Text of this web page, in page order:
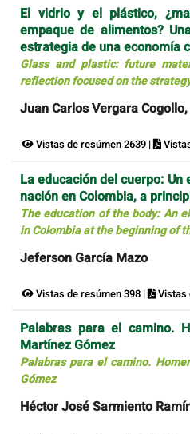
El vidrio y el plástico,
empaque de alimentos?
estrategia de una economía
Glass and plastic: future
reflection focused on the
Juan Carlos Vergara
Vistas de resúmen 2639 |
La educación del cuerpo:
nación en Colombia, a
The education of the body: An
in Colombia at the beginning of
Jeferson García Mazo
Vistas de resúmen 398 | Vistas
Palabras para el camino.
Martínez Gómez
Palabras para el camino.
Gómez
Héctor José Sarmiento